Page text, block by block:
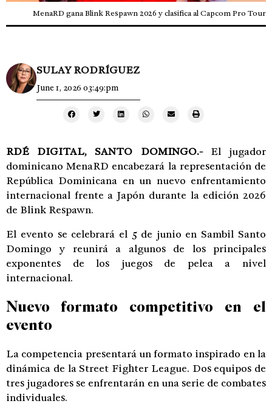
MenaRD gana Blink Respawn 2026 y clasifica al Capcom Pro Tour
SULAY RODRÍGUEZ
June 1, 2026 03:49:pm
RDÉ DIGITAL, SANTO DOMINGO.- El jugador
dominicano MenaRD encabezará la representación de
República Dominicana en un nuevo enfrentamiento
internacional frente a Japón durante la edición 2026
de Blink Respawn.
El evento se celebrará el 5 de junio en Sambil Santo
Domingo y reunirá a algunos de los principales
exponentes de los juegos de pelea a nivel
internacional.
Nuevo formato competitivo en el
evento
La competencia presentará un formato inspirado en la
dinámica de la Street Fighter League. Dos equipos de
tres jugadores se enfrentarán en una serie de combates
individuales.